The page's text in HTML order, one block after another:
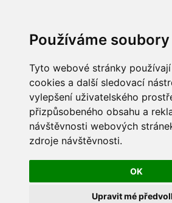
Používáme
Tyto webové stránky
cookies a další sledovací
vylepšení uživatelského
přizpůsobeného obsahu a
návštěvnosti webových
zdroje návštěvnosti.
OK
Upravit mé